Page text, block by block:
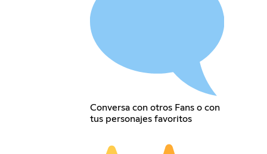
Conversa con otros Fans o con
tus personajes favoritos